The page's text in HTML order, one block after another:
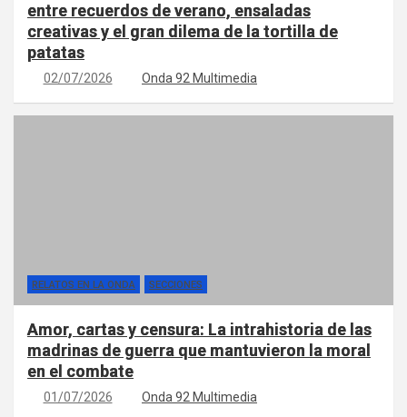
entre recuerdos de verano, ensaladas
creativas y el gran dilema de la tortilla de
patatas
02/07/2026 Onda 92 Multimedia
RELATOS EN LA ONDA SECCIONES
Amor, cartas y censura: La intrahistoria de las
madrinas de guerra que mantuvieron la moral
en el combate
01/07/2026 Onda 92 Multimedia